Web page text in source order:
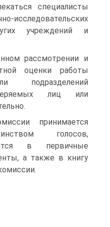
специалисты
исследовательских
учреждений и
рассмотрении и
оценки работы
подразделений
лиц или
принимается
голосов,
в первичные
а также в книгу